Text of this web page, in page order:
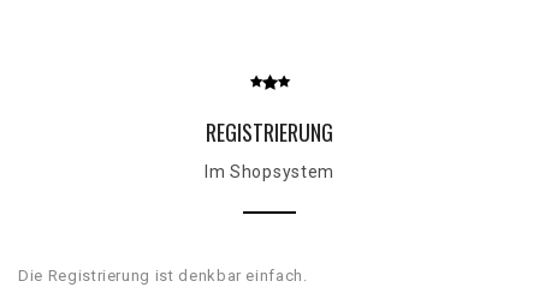
REGISTRIERUNG
Im Shopsystem
Die Registrierung ist denkbar einfach.